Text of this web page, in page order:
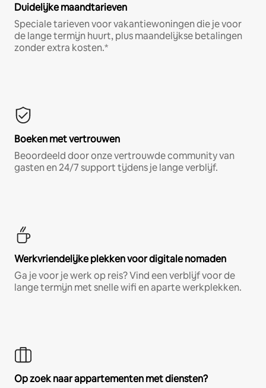
Duidelijke maandtarieven
Speciale tarieven voor vakantiewoningen die je voor
de lange termijn huurt, plus maandelijkse betalingen
zonder extra kosten.*
Boeken met vertrouwen
Beoordeeld door onze vertrouwde community van
gasten en 24/7 support tijdens je lange verblijf.
Werkvriendelijke plekken voor digitale nomaden
Ga je voor je werk op reis? Vind een verblijf voor de
lange termijn met snelle wifi en aparte werkplekken.
Op zoek naar appartementen met diensten?